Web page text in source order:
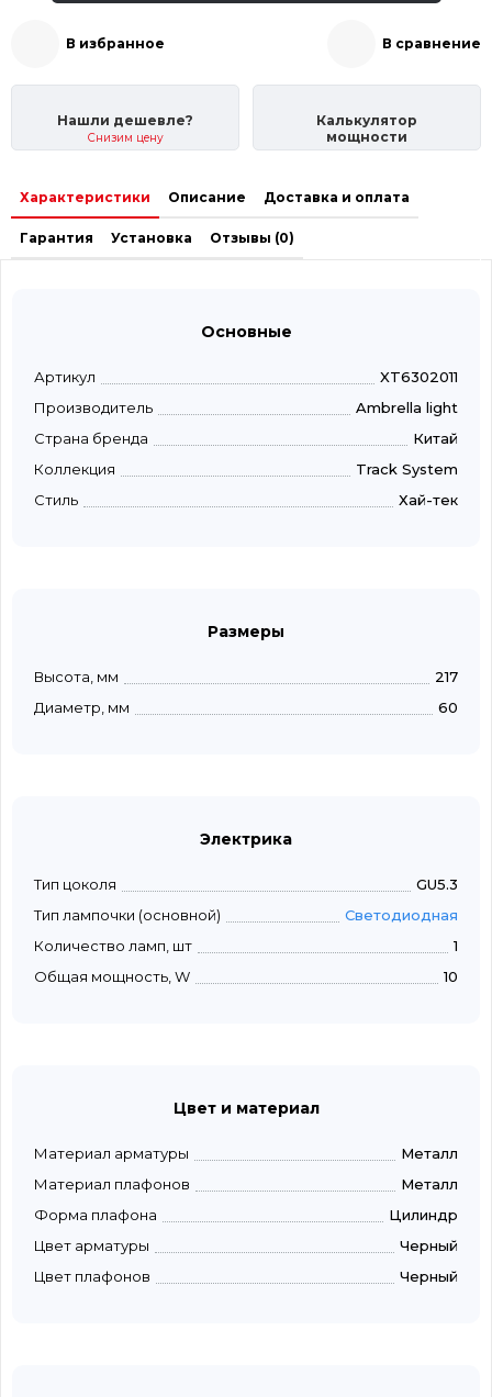
В избранное В сравнение
Нашли дешевле?
Снизим цену
Калькулятор
мощности
Характеристики Описание Доставка и оплата
Гарантия Установка Отзывы (0)
Основные
Артикул
XT6302011
Производитель
Ambrella light
Страна бренда
Китай
Коллекция
Track System
Стиль
Хай-тек
Размеры
Высота, мм
217
Диаметр, мм
60
Электрика
Тип цоколя
GU5.3
Тип лампочки (основной)
Светодиодная
Количество ламп, шт
1
Общая мощность, W
10
Цвет и материал
Материал арматуры
Металл
Материал плафонов
Металл
Форма плафона
Цилиндр
Цвет арматуры
Черный
Цвет плафонов
Черный